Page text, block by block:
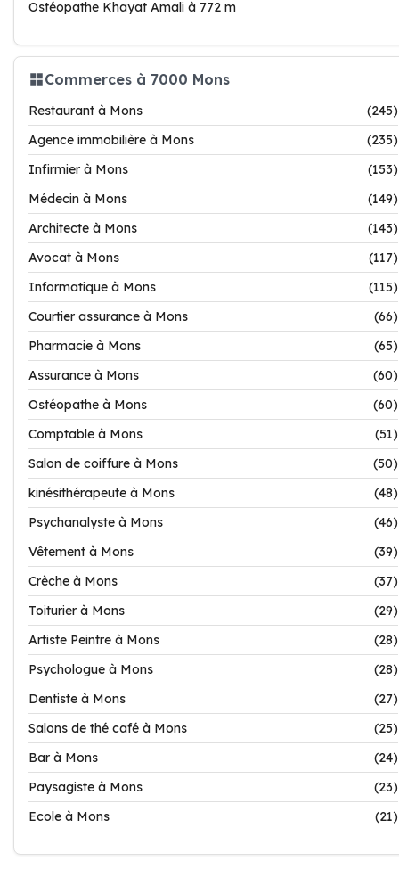
Ostéopathe Khayat Amali à 772 m
Commerces à 7000 Mons
Restaurant à Mons
(245)
Agence immobilière à Mons
(235)
Infirmier à Mons
(153)
Médecin à Mons
(149)
Architecte à Mons
(143)
Avocat à Mons
(117)
Informatique à Mons
(115)
Courtier assurance à Mons
(66)
Pharmacie à Mons
(65)
Assurance à Mons
(60)
Ostéopathe à Mons
(60)
Comptable à Mons
(51)
Salon de coiffure à Mons
(50)
kinésithérapeute à Mons
(48)
Psychanalyste à Mons
(46)
Vêtement à Mons
(39)
Crèche à Mons
(37)
Toiturier à Mons
(29)
Artiste Peintre à Mons
(28)
Psychologue à Mons
(28)
Dentiste à Mons
(27)
Salons de thé café à Mons
(25)
Bar à Mons
(24)
Paysagiste à Mons
(23)
Ecole à Mons
(21)